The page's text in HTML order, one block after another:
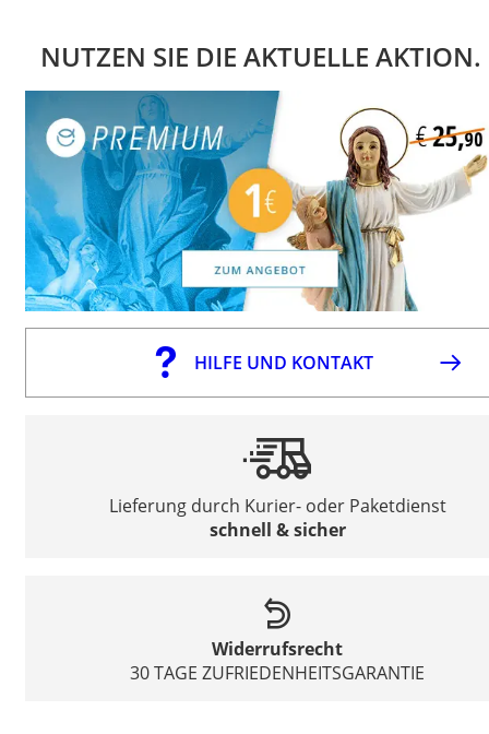
NUTZEN SIE DIE AKTUELLE AKTION.
HILFE UND KONTAKT
Lieferung durch Kurier- oder Paketdienst
schnell & sicher
Widerrufsrecht
30 TAGE ZUFRIEDENHEITSGARANTIE